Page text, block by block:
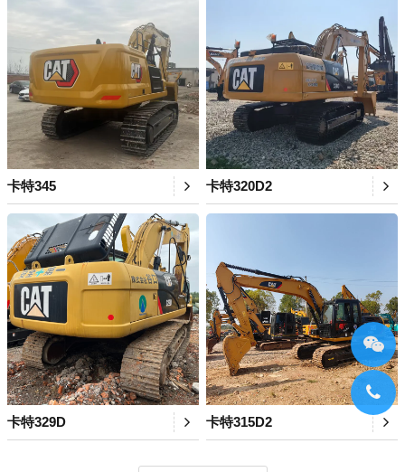
卡特345 卡特320D2
卡特329D 卡特315D2